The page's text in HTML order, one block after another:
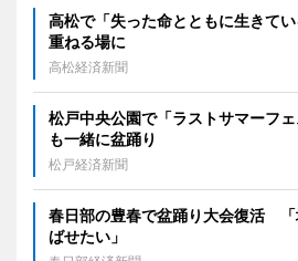
高松で「失った命とともに生きて
重ねる場に
高松経済新聞
松戸中央公園で「ラストサマーフ
も一緒に盆踊り
松戸経済新聞
春日部の豊春で盆踊り大会復活
ばせたい」